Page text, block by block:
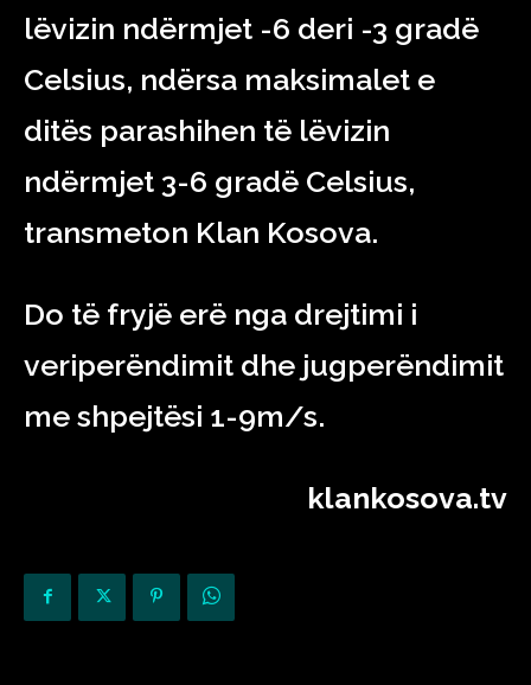
lëvizin ndërmjet -6 deri -3 gradë
Celsius, ndërsa maksimalet e
ditës parashihen të lëvizin
ndërmjet 3-6 gradë Celsius,
transmeton Klan Kosova.
Do të fryjë erë nga drejtimi i
veriperëndimit dhe jugperëndimit
me shpejtësi 1-9m/s.
klankosova.tv